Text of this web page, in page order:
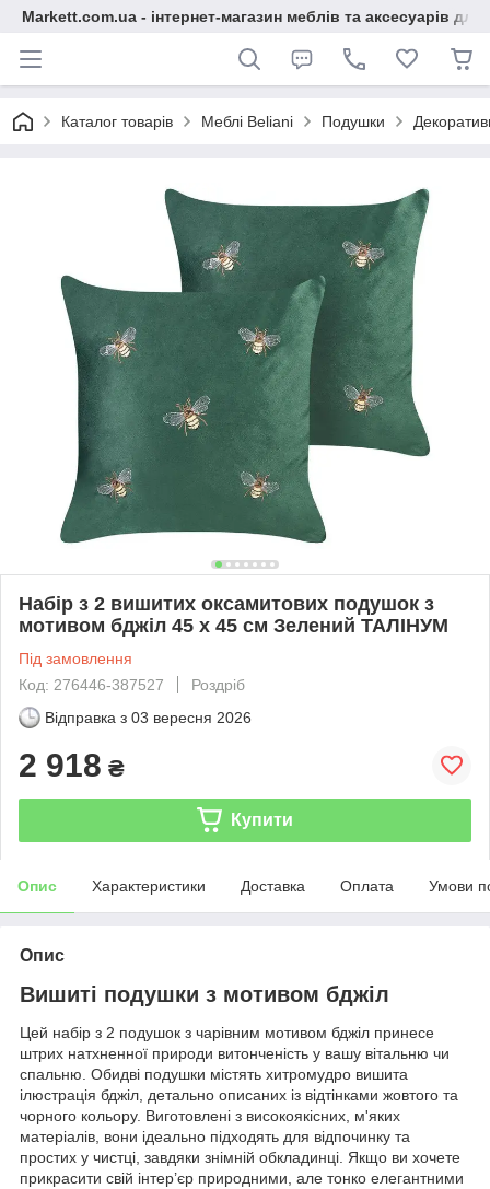
Markett.com.ua - інтернет-магазин меблів та аксесуарів для
Каталог товарів Меблі Beliani Подушки
Набір з 2 вишитих оксамитових подушок з
мотивом бджіл 45 х 45 см Зелений ТАЛІНУМ
Під замовлення
Код: 276446-387527
Роздріб
Відправка з 03 вересня 2026
2 918 ₴
Купити
Опис Характеристики Доставка Оплата Умови
Опис
Вишиті подушки з мотивом бджіл
Цей набір з 2 подушок з чарівним мотивом бджіл принесе
штрих натхненної природи витонченість у вашу вітальню чи
спальню. Обидві подушки містять хитромудро вишита
ілюстрація бджіл, детально описаних із відтінками жовтого та
чорного кольору. Виготовлені з високоякісних, м'яких
матеріалів, вони ідеально підходять для відпочинку та
простих у чистці, завдяки знімній обкладинці. Якщо ви хочете
прикрасити свій інтер’єр природними, але тонко елегантними